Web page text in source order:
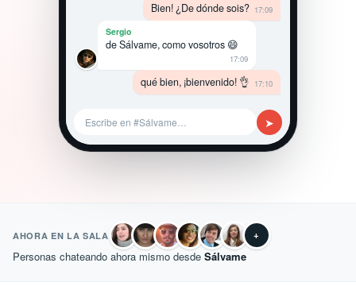
Bien! ¿De dónde sois? 17:09
Sergio
de Sálvame, como vosotros 😄
17:09
qué bien, ¡bienvenido! 👌 17:10
Escribe en #Sálvame… ➤
AHORA EN LA SALA +
Personas chateando ahora mismo desde Sálvame